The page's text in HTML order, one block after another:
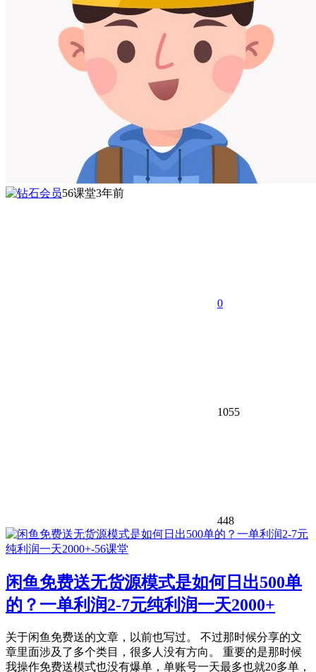
56课堂3年前
0
1055
448
闲鱼免费送无货源模式是如何日出500单
的？一单利润2-7元纯利润一天2000+
关于闲鱼免费送的文章，以前也写过。 不过那时候分享的文
章里面涉及了多个类目，很多人没有方向。 重要的是那时候
我操作免费送模式也没有爆单，单账号一天最多也就20多单，